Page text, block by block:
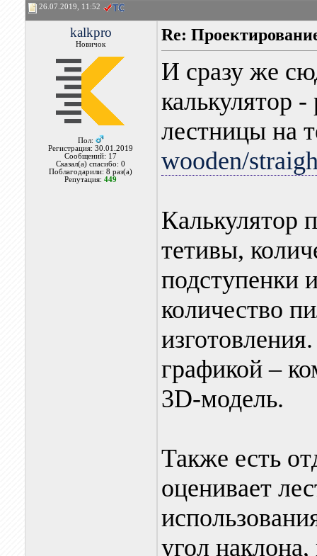
26.07.2019, 11:52
kalkpro
Новичок
Пол:
Регистрация: 30.01.2019
Сообщений: 17
Сказал(а) спасибо: 0
Поблагодарили: 8 раз(а)
Репутация:449
Re:
И сразу же
калькулятор
лестницы на
wooden/
Калькулятор
тетивы,
подступенки
количество
графикой –
3D-модель.
Также есть
оценивает
угол